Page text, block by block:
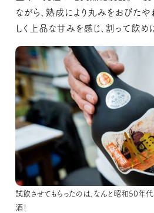
ながら、熟成により丸みをおびた
しく上品な甘みを感じ、割って飲め
試飲させてもらったのは、なんと昭和50年
酒！
試飲させてもらったのは、なんと昭和50年
酒！